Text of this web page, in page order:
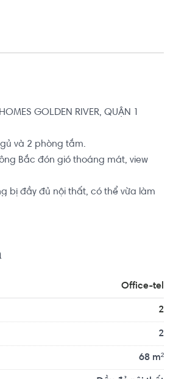
GOLDEN RIVER, QUẬN 1
và 2 phòng tắm.
Bắc đón gió thoáng mát, view
bị đầy đủ nội thất, có thể vừa làm
hiện đại như khu phức hợp thể
house, hệ thống giáo dục chất
cấp. Đặc biệt, có camera quan
Ba Son của tuyến Metro Bến
vào hoạt động sẽ mang đến khả
Office-tel
2
2
68 m²